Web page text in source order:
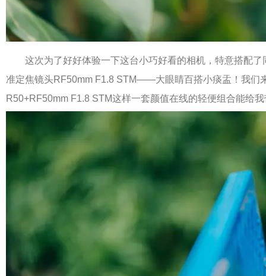
这次为了好好体验一下这台小巧好看的相机，特意搭配了
准定焦镜头RF50mm F1.8 STM——大眼睛百搭小痰盂！我们
R50+RF50mm F1.8 STM这样一套颜值在线的轻便组合能给